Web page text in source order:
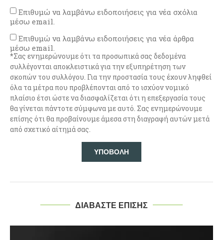
Επιθυμώ να λαμβάνω ειδοποιήσεις για νέα σχόλια
μέσω email.
Επιθυμώ να λαμβάνω ειδοποιήσεις για νέα άρθρα
μέσω email.
*Σας ενημερώνουμε ότι τα προσωπικά σας δεδομένα
συλλέγονται αποκλειστικά για την εξυπηρέτηση των
σκοπών του συλλόγου. Για την προστασία τους έχουν ληφθεί
όλα τα μέτρα που προβλέπονται από το ισχύον νομικό
πλαίσιο έτσι ώστε να διασφαλίζεται ότι η επεξεργασία τους
θα γίνεται πάντοτε σύμφωνα με αυτό. Σας ενημερώνουμε
επίσης ότι θα προβαίνουμε άμεσα στη διαγραφή αυτών μετά
από σχετικό αίτημά σας.
ΔΙΑΒΑΣΤΕ ΕΠΙΣΗΣ